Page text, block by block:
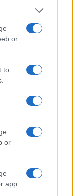
or
to
or
app.
per